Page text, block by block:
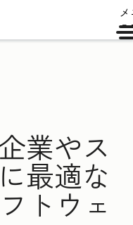
業やス
最適な
トウェ